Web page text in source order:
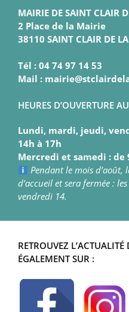
MAIRIE DE SAINT CLAIR
2 Place de la Mairie
38110 SAINT CLAIR DE
Tél : 04 74 97 14 53
Mail :
HEURES D’OUVERTURE
Lundi, mardi, jeudi,
14h à 17h
Mercredi et samedi : de
Pendant le mois d’août,
d’accueil et sera fermée :
vendredi 14.
RETROUVEZ
ÉGALEMENT SUR :